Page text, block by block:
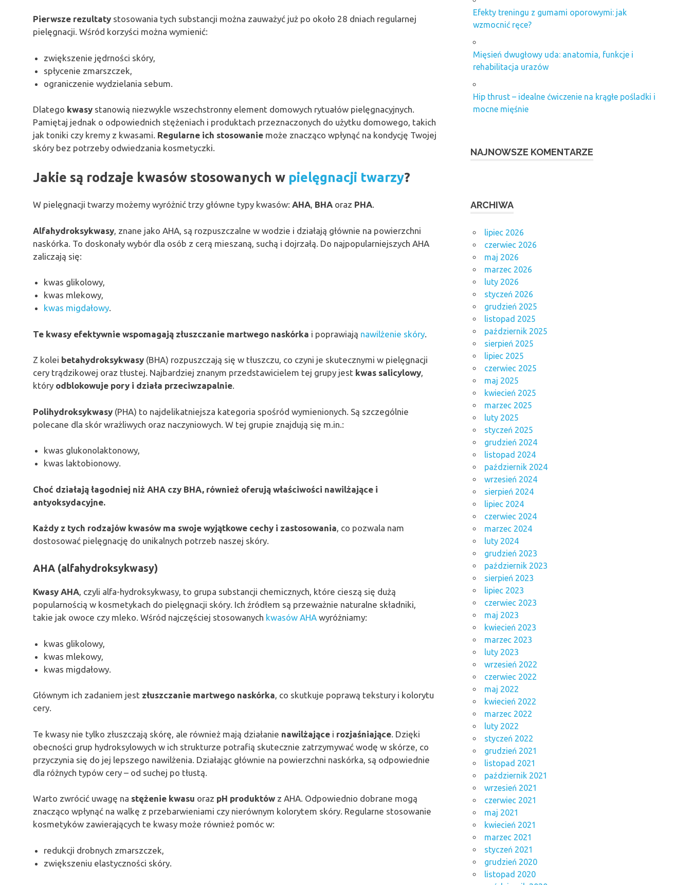
Pierwsze rezultaty stosowania tych substancji można zauważyć już po około 28 dniach regularnej
pielęgnacji. Wśród korzyści można wymienić:
zwiększenie jędrności skóry,
spłycenie zmarszczek,
ograniczenie wydzielania sebum.
Dlatego kwasy stanowią niezwykle wszechstronny element domowych rytuałów pielęgnacyjnych.
Pamiętaj jednak o odpowiednich stężeniach i produktach przeznaczonych do użytku domowego, takich
jak toniki czy kremy z kwasami. Regularne ich stosowanie może znacząco wpłynąć na kondycję Twojej
skóry bez potrzeby odwiedzania kosmetyczki.
Jakie są rodzaje kwasów stosowanych w pielęgnacji twarzy?
W pielęgnacji twarzy możemy wyróżnić trzy główne typy kwasów: AHA, BHA oraz PHA.
Alfahydroksykwasy , znane jako AHA, są rozpuszczalne w wodzie i działają głównie na powierzchni
naskórka. To doskonały wybór dla osób z cerą mieszaną, suchą i dojrzałą. Do najpopularniejszych AHA
zaliczają się:
kwas glikolowy,
kwas mlekowy,
kwas migdałowy.
Te kwasy efektywnie wspomagają złuszczanie martwego naskórka i poprawiają nawilżenie skóry
Z kolei betahydroksykwasy (BHA) rozpuszczają się w tłuszczu, co czyni je skutecznymi w pielęgnacji
cery trądzikowej oraz tłustej. Najbardziej znanym przedstawicielem tej grupy jest kwas salicylowy,
który odblokowuje pory i działa przeciwzapalnie.
Polihydroksykwasy (PHA) to najdelikatniejsza kategoria spośród wymienionych. Są szczególnie
polecane dla skór wrażliwych oraz naczyniowych. W tej grupie znajdują się m.in.:
kwas glukonolaktonowy,
kwas laktobionowy.
Choć działają łagodniej niż AHA czy BHA, również oferują właściwości nawilżające i
antyoksydacyjne.
Każdy z tych rodzajów kwasów ma swoje wyjątkowe cechy i zastosowania, co pozwala nam
dostosować pielęgnację do unikalnych potrzeb naszej skóry.
AHA (alfahydroksykwasy)
Kwasy AHA, czyli alfa-hydroksykwasy, to grupa substancji chemicznych, które cieszą się dużą
popularnością w kosmetykach do pielęgnacji skóry. Ich źródłem są przeważnie naturalne składniki,
takie jak owoce czy mleko. Wśród najczęściej stosowanych kwasów AHA wyróżniamy:
kwas glikolowy,
kwas mlekowy,
kwas migdałowy.
Głównym ich zadaniem jest złuszczanie martwego naskórka, co skutkuje poprawą tekstury i kolorytu
cery.
Te kwasy nie tylko złuszczają skórę, ale również mają działanie nawilżające i rozjaśniające. Dzięki
obecności grup hydroksylowych w ich strukturze potrafią skutecznie zatrzymywać wodę w skórze, co
przyczynia się do jej lepszego nawilżenia. Działając głównie na powierzchni naskórka, są odpowiednie
dla różnych typów cery – od suchej po tłustą.
Warto zwrócić uwagę na stężenie kwasu oraz pH produktów z AHA. Odpowiednio dobrane mogą
znacząco wpłynąć na walkę z przebarwieniami czy nierównym kolorytem skóry. Regularne stosowanie
kosmetyków zawierających te kwasy może również pomóc w:
redukcji drobnych zmarszczek,
zwiększeniu elastyczności skóry.
Efekty treningu z gumami oporowymi: jak
wzmocnić ręce?
Mięsień dwugłowy uda: anatomia, funkcje i
rehabilitacja urazów
Hip thrust – idealne ćwiczenie na krągłe pośladki i
mocne mięśnie
NAJNOWSZE KOMENTARZE
ARCHIWA
lipiec 2026
czerwiec 2026
maj 2026
marzec 2026
luty 2026
styczeń 2026
grudzień 2025
listopad 2025
październik 2025
sierpień 2025
lipiec 2025
czerwiec 2025
maj 2025
kwiecień 2025
marzec 2025
luty 2025
styczeń 2025
grudzień 2024
listopad 2024
październik 2024
wrzesień 2024
sierpień 2024
lipiec 2024
czerwiec 2024
marzec 2024
luty 2024
grudzień 2023
październik 2023
sierpień 2023
lipiec 2023
czerwiec 2023
maj 2023
kwiecień 2023
marzec 2023
luty 2023
wrzesień 2022
czerwiec 2022
maj 2022
kwiecień 2022
marzec 2022
luty 2022
styczeń 2022
grudzień 2021
listopad 2021
październik 2021
wrzesień 2021
czerwiec 2021
maj 2021
kwiecień 2021
marzec 2021
styczeń 2021
grudzień 2020
listopad 2020